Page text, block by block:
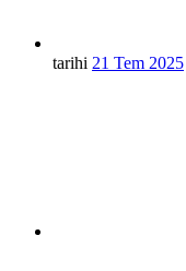
tarihi 21 Tem 2025